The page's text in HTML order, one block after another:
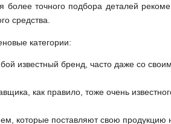
точного подбора деталей
средства.
категории:
известный бренд, часто даже со
как правило, тоже очень
которые поставляют свою продукцию